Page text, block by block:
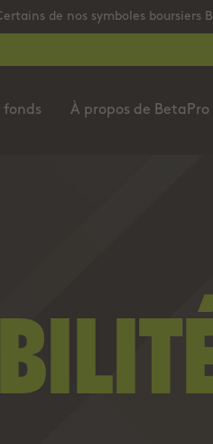
de nos symboles boursiers
fonds À propos de BetaPro